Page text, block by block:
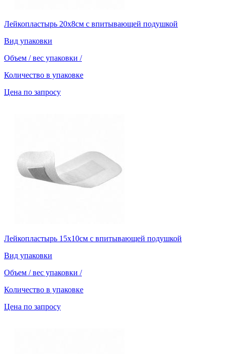
Лейкопластырь 20х8см с впитывающей подушкой
Вид упаковки
Объем / вес упаковки /
Количество в упаковке
Цена по запросу
Лейкопластырь 15х10см с впитывающей подушкой
Вид упаковки
Объем / вес упаковки /
Количество в упаковке
Цена по запросу